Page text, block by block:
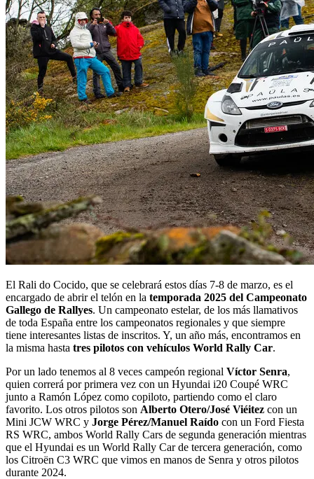
El Rali do Cocido, que se celebrará estos días 7-8 de marzo, es el
encargado de abrir el telón en la temporada 2025 del Campeonato
Gallego de Rallyes. Un campeonato estelar, de los más llamativos
de toda España entre los campeonatos regionales y que siempre
tiene interesantes listas de inscritos. Y, un año más, encontramos en
la misma hasta tres pilotos con vehículos World Rally Car.
Por un lado tenemos al 8 veces campeón regional Víctor Senra,
quien correrá por primera vez con un Hyundai i20 Coupé WRC
junto a Ramón López como copiloto, partiendo como el claro
favorito. Los otros pilotos son Alberto Otero/José Viéitez con un
Mini JCW WRC y Jorge Pérez/Manuel Raído con un Ford Fiesta
RS WRC, ambos World Rally Cars de segunda generación mientras
que el Hyundai es un World Rally Car de tercera generación, como
los Citroën C3 WRC que vimos en manos de Senra y otros pilotos
durante 2024.